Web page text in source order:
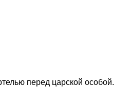
перед царской особой.